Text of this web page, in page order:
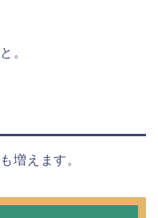
。
増えます。